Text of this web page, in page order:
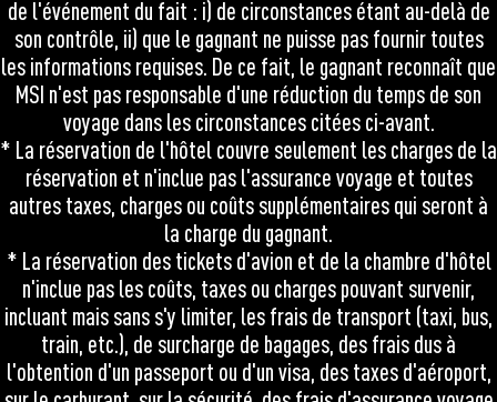
de l'événement du fait : i) de circonstances étant au-delà de
son contrôle, ii) que le gagnant ne puisse pas fournir toutes
les informations requises. De ce fait, le gagnant reconnaît que
MSI n'est pas responsable d'une réduction du temps de son
voyage dans les circonstances citées ci-avant.
* La réservation de l'hôtel couvre seulement les charges de la
réservation et n'inclue pas l'assurance voyage et toutes
autres taxes, charges ou coûts supplémentaires qui seront à
la charge du gagnant.
* La réservation des tickets d'avion et de la chambre d'hôtel
n'inclue pas les coûts, taxes ou charges pouvant survenir,
incluant mais sans s'y limiter, les frais de transport (taxi, bus,
train, etc.), de surcharge de bagages, des frais dus à
l'obtention d'un passeport ou d'un visa, des taxes d'aéroport,